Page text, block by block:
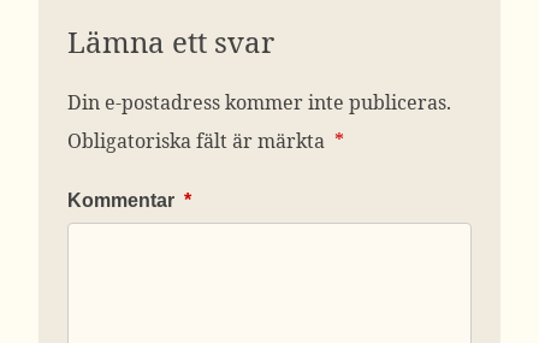
Lämna ett svar
Din e-postadress kommer inte publiceras.
Obligatoriska fält är märkta *
Kommentar *